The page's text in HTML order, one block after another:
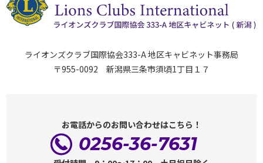
ライオンズクラブ国際協会333-A 地区キャビネット事務局
〒955-0092 新潟県三条市須頃1丁目１７
お電話からのお問い合わせはこちら！
0256-36-7631